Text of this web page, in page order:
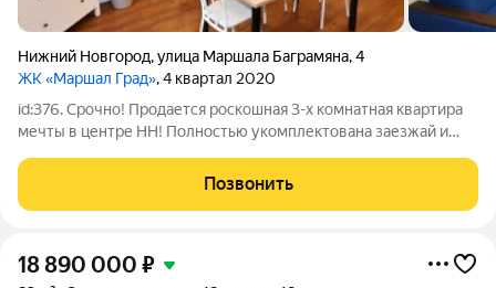
Нижний Новгород,улица Маршала Баграмяна,4
ЖК «Маршал Град», 4 квартал 2020
id:376. Срочно! Продается роскошная 3-х комнатная квартира
мечты в центре НН! Полностью укомплектована заезжай и
просыпаетесь в сердце Нижнего Новгорода! В элитном ЖК
бизнес-класса с концепцией
Позвонить
18 890 000 ₽